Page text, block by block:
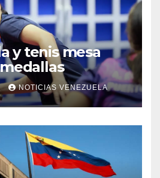
y tenis mesa
NOTICIAS VENEZUELA